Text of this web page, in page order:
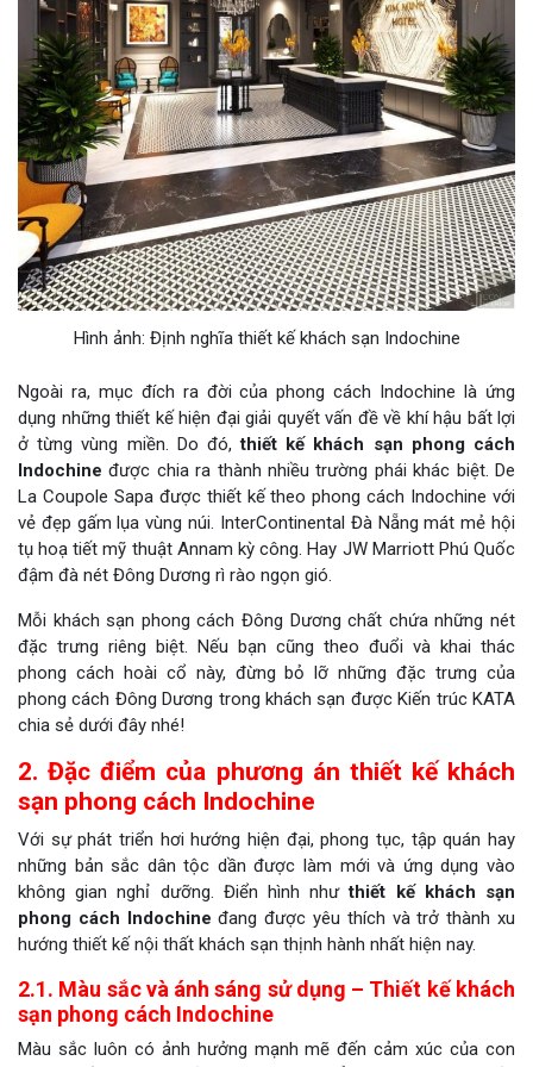
Hình ảnh: Định nghĩa thiết kế khách sạn Indochine
Ngoài ra, mục đích ra đời của phong cách Indochine là ứng
dụng những thiết kế hiện đại giải quyết vấn đề về khí hậu bất lợi
ở từng vùng miền. Do đó,thiết kế khách sạn phong cách
Indochine được chia ra thành nhiều trường phái khác biệt. De
La Coupole Sapa được thiết kế theo phong cách Indochine với
vẻ đẹp gấm lụa vùng núi. InterContinental Đà Nẵng mát mẻ hội
tụ hoạ tiết mỹ thuật Annam kỳ công. Hay JW Marriott Phú Quốc
đậm đà nét Đông Dương rì rào ngọn gió.
Mỗi khách sạn phong cách Đông Dương chất chứa những nét
đặc trưng riêng biệt. Nếu bạn cũng theo đuổi và khai thác
phong cách hoài cổ này, đừng bỏ lỡ những đặc trưng của
phong cách Đông Dương trong khách sạn được Kiến trúc KATA
chia sẻ dưới đây nhé!
2. Đặc điểm của phương án thiết kế khách
sạn phong cách Indochine
Với sự phát triển hơi hướng hiện đại, phong tục, tập quán hay
những bản sắc dân tộc dần được làm mới và ứng dụng vào
không gian nghỉ dưỡng. Điển hình nhưthiết kế khách sạn
phong cách Indochine đang được yêu thích và trở thành xu
hướng thiết kế nội thất khách sạn thịnh hành nhất hiện nay.
2.1. Màu sắc và ánh sáng sử dụng – Thiết kế khách
sạn phong cách Indochine
Màu sắc luôn có ảnh hưởng mạnh mẽ đến cảm xúc của con